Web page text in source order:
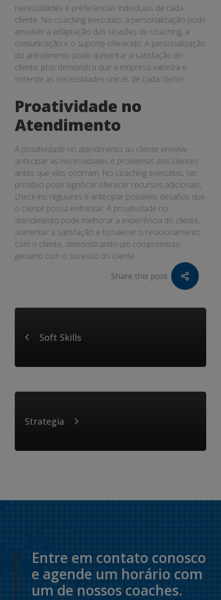
necessidades e preferências individuais de cada
cliente. No coaching executivo, a personalização pode
envolver a adaptação das sessões de coaching, a
comunicação e o suporte oferecido. A personalização
do atendimento pode aumentar a satisfação do
cliente, pois demonstra que a empresa valoriza e
entende as necessidades únicas de cada cliente.
Proatividade no
Atendimento
A proatividade no atendimento ao cliente envolve
antecipar as necessidades e problemas dos clientes
antes que eles ocorram. No coaching executivo, ser
proativo pode significar oferecer recursos adicionais,
check-ins regulares e antecipar possíveis desafios que
o cliente possa enfrentar. A proatividade no
atendimento pode melhorar a experiência do cliente,
aumentar a satisfação e fortalecer o relacionamento
com o cliente, demonstrando um compromisso
genuíno com o sucesso do cliente.
Share this post
Soft Skills
Strategia
Entre em contato conosco
e agende um horário com
um de nossos coaches.